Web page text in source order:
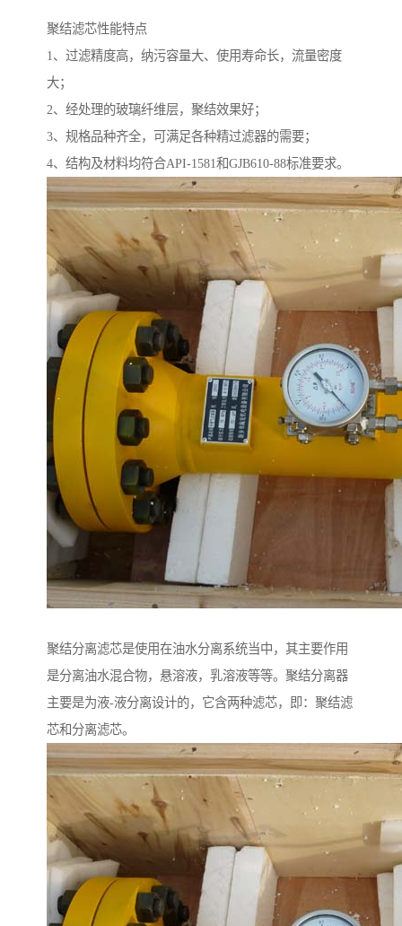
聚结滤芯性能特点
1、过滤精度高，纳污容量大、使用寿命长，流量密度
大；
2、经处理的玻璃纤维层，聚结效果好；
3、规格品种齐全，可满足各种精过滤器的需要；
4、结构及材料均符合API-1581和GJB610-88标准要求。
聚结分离滤芯是使用在油水分离系统当中，其主要作用
是分离油水混合物，悬溶液，乳溶液等等。聚结分离器
主要是为液-液分离设计的，它含两种滤芯，即：聚结滤
芯和分离滤芯。